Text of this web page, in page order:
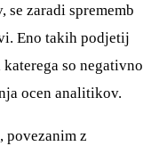
zaradi sprememb
Eno takih podjetij
katerega so negativno
ocen analitikov.
z